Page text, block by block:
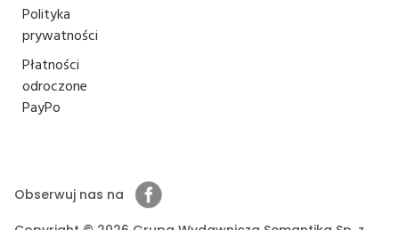
Polityka
prywatności
Płatności
odroczone
PayPo
Obserwuj nas na